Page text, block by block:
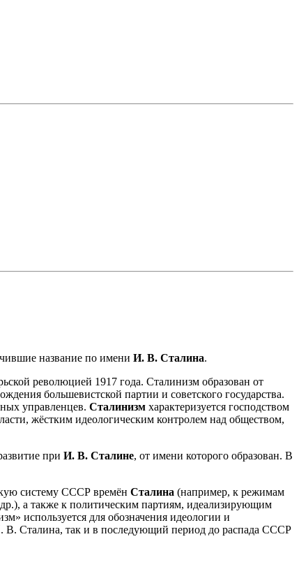
название по имени И. В. Сталина.
революцией 1917 года. Сталинизм образован от
большевистской партии и советского государства.
управленцев. Сталинизм характеризуется господством
жёстким идеологическим контролем над обществом,
при И. В. Сталине, от имени которого образован. В
систему СССР времён Сталина (например, к режимам
а также к политическим партиям, идеализирующим
используется для обозначения идеологии и
В. Сталина, так и в последующий период до распада СССР